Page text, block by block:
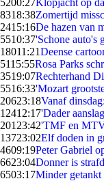
5200:27Klopjacht op
8318:38Zomertijd
2415:16De hazen van
5510:37'Schone auto's
18011:21Deense
5115:55Rosa Parks
3519:07Rechterhand
5516:33'Mozart
20623:18Vanaf
12412:17'Dader
201 23:42'TMF en
13723:02Elf doden in
4609:19Peter Gabriel
6623:04Donner is
6503:17Minder getankt